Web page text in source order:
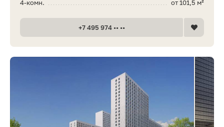
от 101,5 м²
4-комн.
+7 495 974 •• ••